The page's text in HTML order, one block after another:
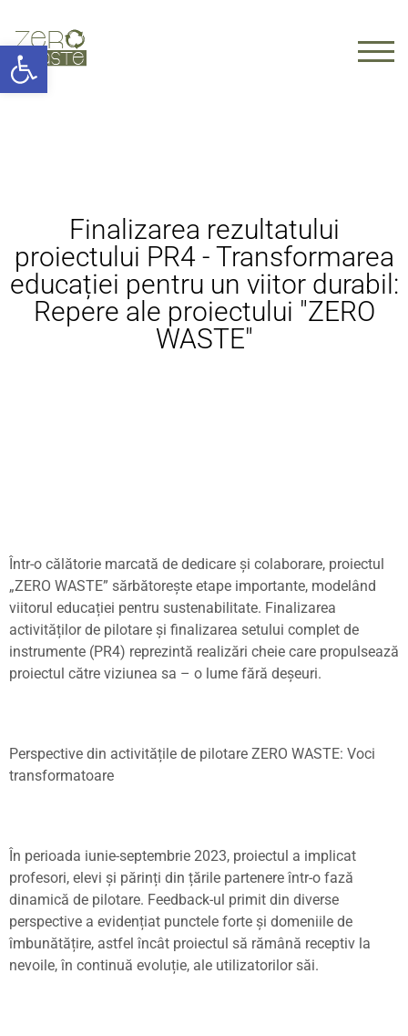
Deschide bara de unelte
Finalizarea rezultatului
proiectului PR4 - Transformarea
educației pentru un viitor durabil:
Repere ale proiectului "ZERO
WASTE"
Într-o călătorie marcată de dedicare și colaborare, proiectul
„ZERO WASTE” sărbătorește etape importante, modelând
viitorul educației pentru sustenabilitate. Finalizarea
activităților de pilotare și finalizarea setului complet de
instrumente (PR4) reprezintă realizări cheie care propulsează
proiectul către viziunea sa – o lume fără deșeuri.
Perspective din activitățile de pilotare ZERO WASTE: Voci
transformatoare
În perioada iunie-septembrie 2023, proiectul a implicat
profesori, elevi și părinți din țările partenere într-o fază
dinamică de pilotare. Feedback-ul primit din diverse
perspective a evidențiat punctele forte și domeniile de
îmbunătățire, astfel încât proiectul să rămână receptiv la
nevoile, în continuă evoluție, ale utilizatorilor săi.